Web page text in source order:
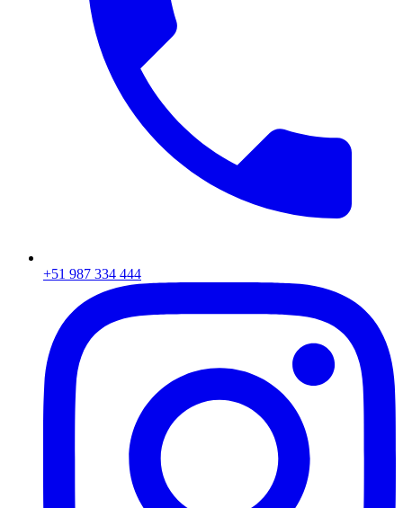
+51 987 334 444